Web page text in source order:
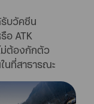
รับวัคซีน
อ ATK
ม่ต้องกักตัว
นที่สาธารณะ